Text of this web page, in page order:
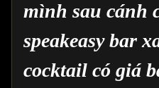
mình sau cánh
speakeasy bar
cocktail có giá